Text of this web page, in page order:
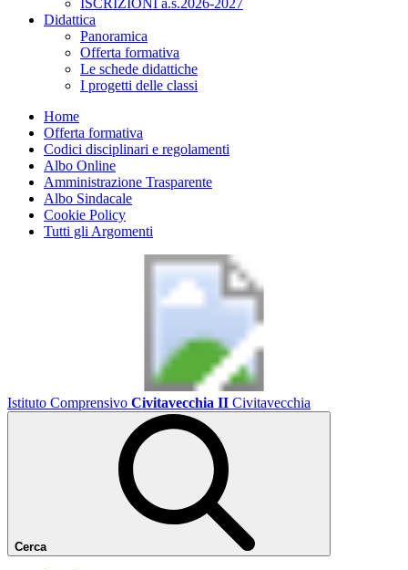
ISCRIZIONI a.s.2026-2027
Didattica
Panoramica
Offerta formativa
Le schede didattiche
I progetti delle classi
Home
Offerta formativa
Codici disciplinari e regolamenti
Albo Online
Amministrazione Trasparente
Albo Sindacale
Cookie Policy
Tutti gli Argomenti
Istituto Comprensivo Civitavecchia II Civitavecchia
Cerca